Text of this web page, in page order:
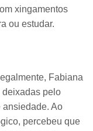
xingamentos
ou estudar.
Fabiana
pelo
Ao
percebeu que